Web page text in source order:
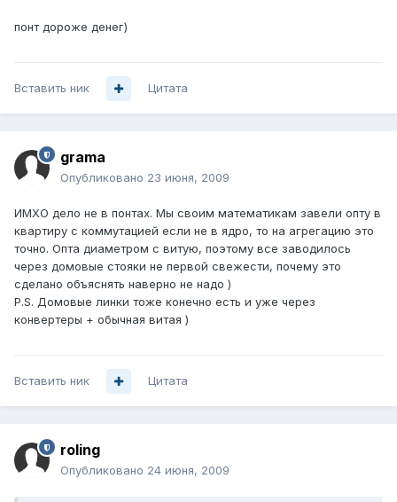
понт дороже денег)
Вставить ник Цитата
grama
Опубликовано 23 июня, 2009
ИМХО дело не в понтах. Мы своим математикам завели опту в
квартиру с коммутацией если не в ядро, то на агрегацию это
точно. Опта диаметром с витую, поэтому все заводилось
через домовые стояки не первой свежести, почему это
сделано объяснять наверно не надо )
P.S. Домовые линки тоже конечно есть и уже через
конвертеры + обычная витая )
Вставить ник Цитата
roling
Опубликовано 24 июня, 2009